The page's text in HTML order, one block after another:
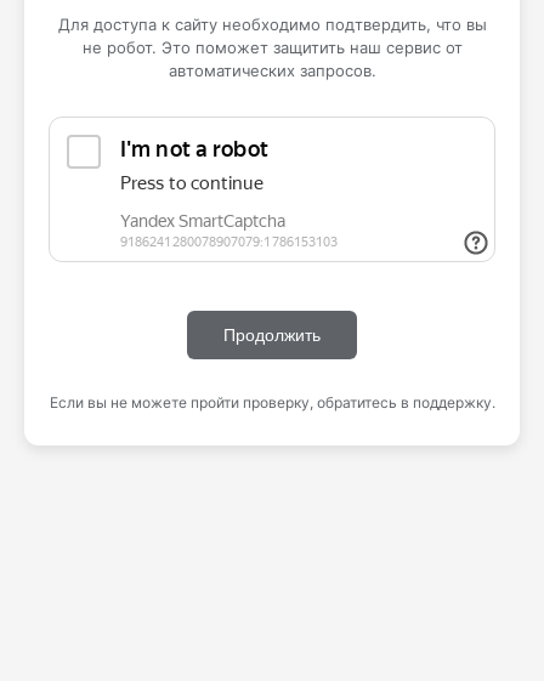
Для доступа к сайту необходимо подтвердить, что вы
не робот. Это поможет защитить наш сервис от
автоматических запросов.
Продолжить
Если вы не можете пройти проверку, обратитесь в поддержку.